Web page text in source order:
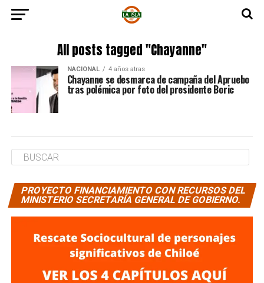
All posts tagged "Chayanne"
NACIONAL 4 años atras
Chayanne se desmarca de campaña del Apruebo
tras polémica por foto del presidente Boric
PROYECTO FINANCIAMIENTO CON RECURSOS DEL
MINISTERIO SECRETARÍA GENERAL DE GOBIERNO.